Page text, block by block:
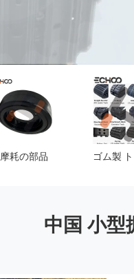
摩耗の部品 ゴム製
中国 小型